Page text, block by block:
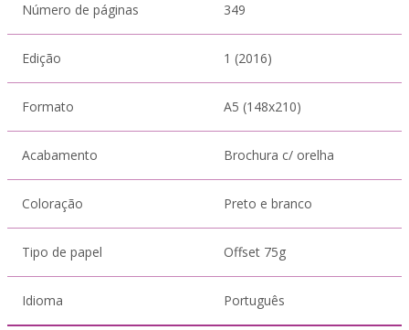
Número de páginas 349
Edição 1 (2016)
Formato A5 (148x210)
Acabamento Brochura c/ orelha
Coloração Preto e branco
Tipo de papel Offset 75g
Idioma Português